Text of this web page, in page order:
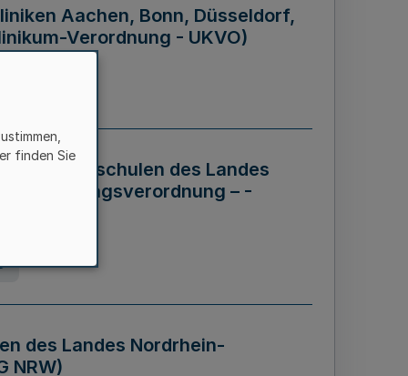
Aachen, Bonn, Düsseldorf,
Verordnung - UKVO)
der Hochschulen des Landes
– -
des Landes Nordrhein-
NRW)
finden Sie